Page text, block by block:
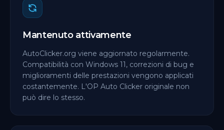
Mantenuto attivamente
AutoClicker.org viene aggiornato regolarmente.
Compatibilità con Windows 11, correzioni di bug e
miglioramenti delle prestazioni vengono applicati
costantemente. L'OP Auto Clicker originale non
può dire lo stesso.